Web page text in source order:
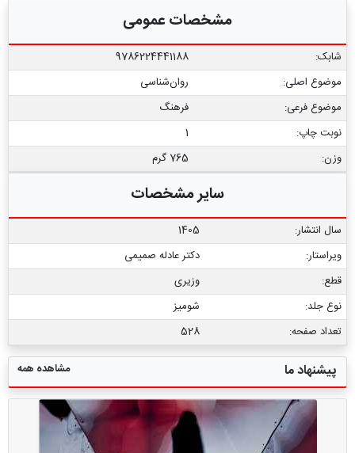
مشخصات عمومی
شابک:
9786224441188
موضوع اصلی:
روان‌شناسی
موضوع فرعی:
فرهنگ
نوبت چاپ:
1
وزن:
765 گرم
سایر مشخصات
سال انتشار:
1405
ویراستار:
دکتر عادله صمیمی
قطع:
وزیری
نوع جلد:
شومیز
تعداد صفحه:
528
پیشنهاد ما مشاهده همه